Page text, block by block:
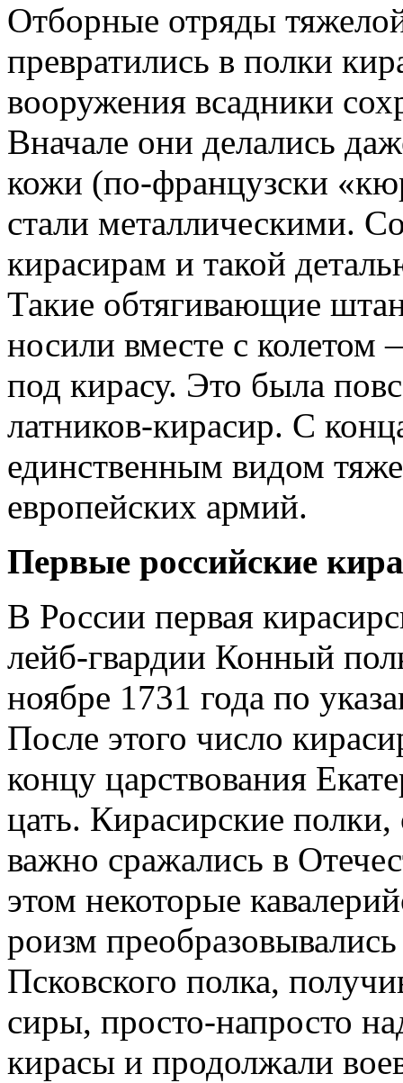
Отборные отряды
превратились в полки
вооружения всадники
Вначале они делались
кожи (по-французски
стали ме­таллическими.
кирасирам и такой
Такие обтягивающие
носили вместе с колетом
под кирасу. Это была
латников-кирасир. С
единственным видом
европейских армий.
Первые российские
В России первая
лейб-гвардии Конный
ноябре 1731 года по
После этого число
концу царствования
цать. Кирасирские
важно сражались в
этом некоторые
роизм
Псковского полка,
сиры, просто-напросто
кирасы и продолжали